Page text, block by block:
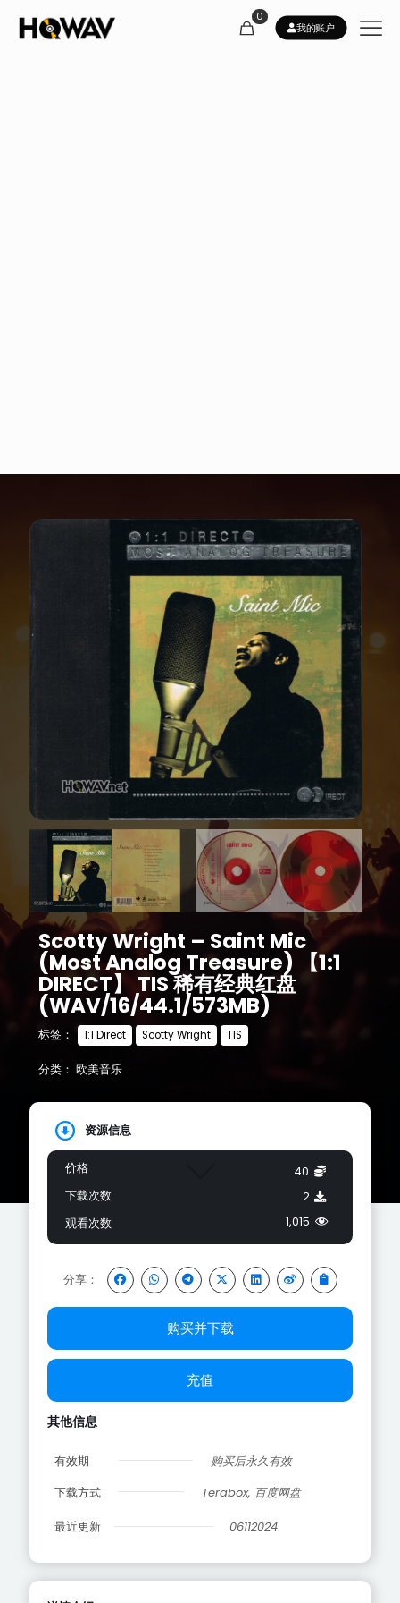
0
我的账户
Scotty Wright – Saint Mic
(Most Analog Treasure) 【1:1
DIRECT】 TIS 稀有经典红盘
(WAV/16/44.1/573MB)
标签： 1:1 Direct Scotty Wright TIS
分类： 欧美音乐
资源信息
价格
下载次数
观看次数
40
2
1,015
分享：
购买并下载
充值
其他信息
有效期
购买后永久有效
下载方式
Terabox, 百度网盘
最近更新
06112024